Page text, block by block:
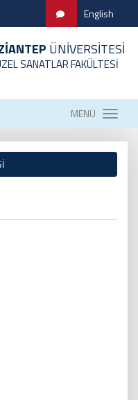
English
ÜNİVERSİTESİ
SANATLAR FAKÜLTESİ
MENÜ